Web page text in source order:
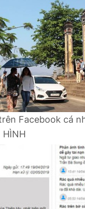
Facebook cá
HÌNH